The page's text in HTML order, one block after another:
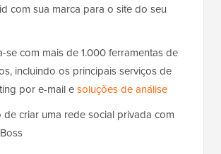
com sua marca para o site do seu
se com mais de 1.000 ferramentas de
incluindo os principais serviços de
por e-mail esoluções de análise
de criar uma rede social privada com